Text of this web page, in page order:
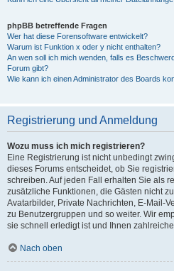
phpBB betreffende Fragen
Wer hat diese Forensoftware entwickelt?
Warum ist Funktion x oder y nicht enthalten?
An wen soll ich mich wenden, falls es
Forum gibt?
Wie kann ich einen Administrator des Boards
Registrierung und Anmeldung
Wozu muss ich mich registrieren?
Eine Registrierung ist nicht unbedingt
dieses Forums entscheidet, ob Sie
schreiben. Auf jeden Fall erhalten Sie als
zusätzliche Funktionen, die Gästen nicht
Avatarbilder, Private Nachrichten, E-Mail-
zu Benutzergruppen und so weiter. Wir
sie schnell erledigt ist und Ihnen
Nach oben